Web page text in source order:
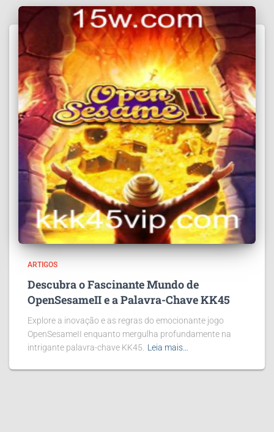
ARTIGOS
Descubra o Fascinante Mundo de
OpenSesameII e a Palavra-Chave KK45
Explore a inovação e as regras do emocionante jogo
OpenSesameII enquanto mergulha profundamente na
intrigante palavra-chave KK45.
Leia mais…